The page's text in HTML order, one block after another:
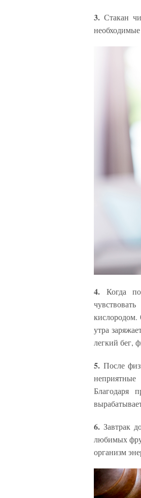
3. Стакан
4. Когда
утра
легкий бег,
5. После
Благодаря
6. Завтрак
любимых
организм